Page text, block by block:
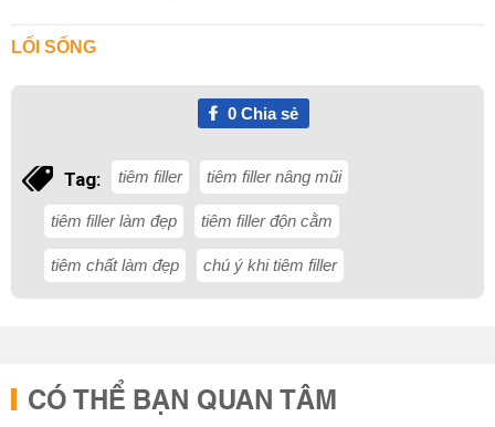
LỐI SỐNG
0Chia sẻ
Tag: tiêm filler tiêm filler nâng mũi
tiêm filler làm đẹp tiêm filler độn cằm
tiêm chất làm đẹp chú ý khi tiêm filler
CÓ THỂ BẠN QUAN TÂM